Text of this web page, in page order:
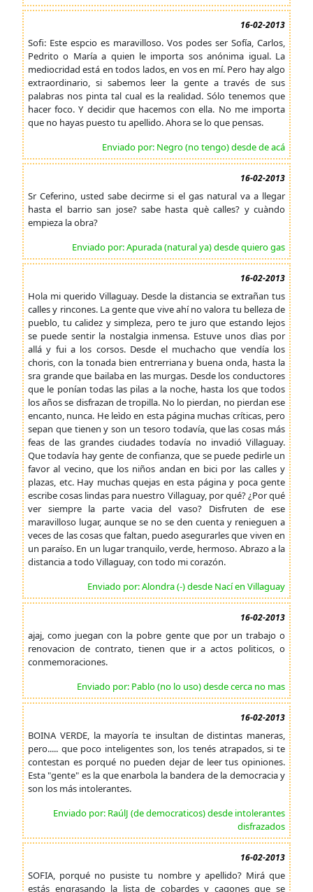
16-02-2013
Sofi: Este espcio es maravilloso. Vos podes ser Sofía, Carlos,
Pedrito o María a quien le importa sos anónima igual. La
mediocridad está en todos lados, en vos en mí. Pero hay algo
extraordinario, si sabemos leer la gente a través de sus
palabras nos pinta tal cual es la realidad. Sólo tenemos que
hacer foco. Y decidir que hacemos con ella. No me importa
que no hayas puesto tu apellido. Ahora se lo que pensas.
Enviado por: Negro (no tengo) desde de acá
16-02-2013
Sr Ceferino, usted sabe decirme si el gas natural va a llegar
hasta el barrio san jose? sabe hasta què calles? y cuàndo
empieza la obra?
Enviado por: Apurada (natural ya) desde quiero gas
16-02-2013
Hola mi querido Villaguay. Desde la distancia se extrañan tus
calles y rincones. La gente que vive ahí no valora tu belleza de
pueblo, tu calidez y simpleza, pero te juro que estando lejos
se puede sentir la nostalgia inmensa. Estuve unos dìas por
allá y fui a los corsos. Desde el muchacho que vendía los
choris, con la tonada bien entrerriana y buena onda, hasta la
sra grande que bailaba en las murgas. Desde los conductores
que le ponían todas las pilas a la noche, hasta los que todos
los años se disfrazan de tropilla. No lo pierdan, no pierdan ese
encanto, nunca. He leìdo en esta página muchas críticas, pero
sepan que tienen y son un tesoro todavía, que las cosas más
feas de las grandes ciudades todavía no invadió Villaguay.
Que todavía hay gente de confianza, que se puede pedirle un
favor al vecino, que los niños andan en bici por las calles y
plazas, etc. Hay muchas quejas en esta página y poca gente
escribe cosas lindas para nuestro Villaguay, por qué? ¿Por qué
ver siempre la parte vacia del vaso? Disfruten de ese
maravilloso lugar, aunque se no se den cuenta y renieguen a
veces de las cosas que faltan, puedo asegurarles que viven en
un paraíso. En un lugar tranquilo, verde, hermoso. Abrazo a la
distancia a todo Villaguay, con todo mi corazón.
Enviado por: Alondra (-) desde Nací en Villaguay
16-02-2013
ajaj, como juegan con la pobre gente que por un trabajo o
renovacion de contrato, tienen que ir a actos politicos, o
conmemoraciones.
Enviado por: Pablo (no lo uso) desde cerca no mas
16-02-2013
BOINA VERDE, la mayoría te insultan de distintas maneras,
pero..... que poco inteligentes son, los tenés atrapados, si te
contestan es porqué no pueden dejar de leer tus opiniones.
Esta "gente" es la que enarbola la bandera de la democracia y
son los más intolerantes.
Enviado por: RaúlJ (de democraticos) desde intolerantes
disfrazados
16-02-2013
SOFIA, porqué no pusiste tu nombre y apellido? Mirá que
estás engrasando la lista de cobardes y cagones que se